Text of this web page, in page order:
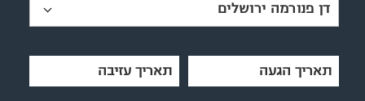
דן פנורמה ירושלים